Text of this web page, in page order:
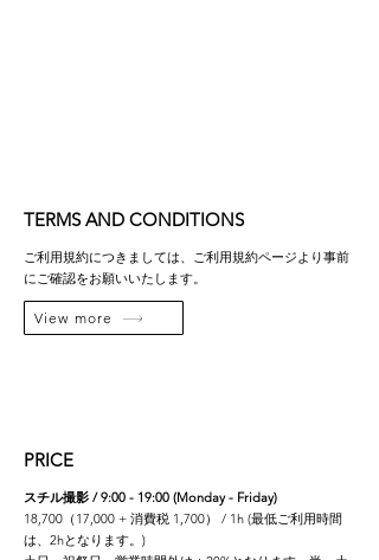
TERMS AND CONDITIONS
ご利用規約につきましては、ご利用規約ページより事前
にご確認をお願いいたします。
View more
PRICE
スチル撮影 / 9:00 - 19:00 (Monday - Friday)
18,700（17,000 + 消費税 1,700） / 1h (最低ご利用時間
は、2hとなります。)